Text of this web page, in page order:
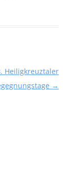
Heiligkreuztaler
→